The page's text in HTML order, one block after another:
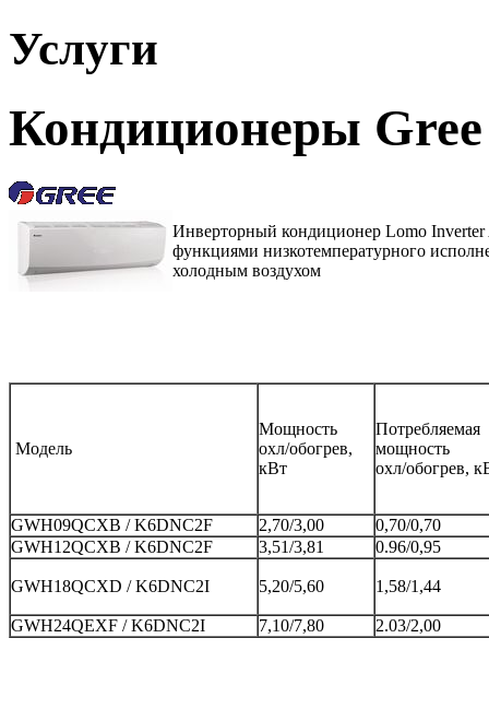
Услуги
Кондиционеры
Инверторный кондиционер Lomo Inverter
функциями низкотемпературного
холодным воздухом
Модель
Мощность
охл/обогрев,
кВт
Потребляемая
мощность
охл/обогрев,
GWH09QCXB / K6DNC2F 2,70/3,00
0,70/0,70
GWH12QCXB / K6DNC2F
3,51/3,81 0.96/0,95
GWH18QCXD / K6DNC2I 5,20/5,60 1,58/1,44
GWH24QEXF / K6DNC2I 7,10/7,80 2.03/2,00